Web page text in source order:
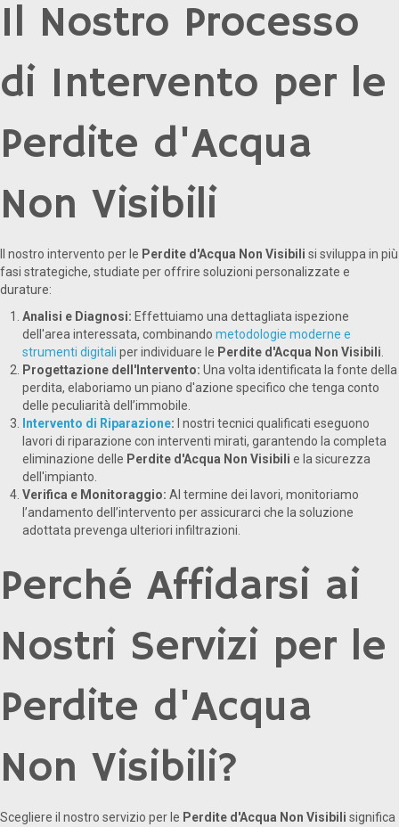
Il Nostro Processo
di Intervento per le
Perdite d'Acqua
Non Visibili
Il nostro intervento per le Perdite d'Acqua Non Visibili si sviluppa in più
fasi strategiche, studiate per offrire soluzioni personalizzate e
durature:
Analisi e Diagnosi: Effettuiamo una dettagliata ispezione
dell'area interessata, combinando metodologie moderne e
strumenti digitali per individuare le Perdite d'Acqua Non Visibili.
Progettazione dell'Intervento: Una volta identificata la fonte della
perdita, elaboriamo un piano d'azione specifico che tenga conto
delle peculiarità dell’immobile.
Intervento di Riparazione: I nostri tecnici qualificati eseguono
lavori di riparazione con interventi mirati, garantendo la completa
eliminazione delle Perdite d'Acqua Non Visibili e la sicurezza
dell'impianto.
Verifica e Monitoraggio: Al termine dei lavori, monitoriamo
l’andamento dell’intervento per assicurarci che la soluzione
adottata prevenga ulteriori infiltrazioni.
Perché Affidarsi ai
Nostri Servizi per le
Perdite d'Acqua
Non Visibili?
Scegliere il nostro servizio per le Perdite d'Acqua Non Visibili significa